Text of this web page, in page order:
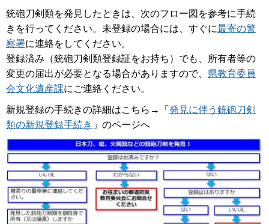
銃砲刀剣類を発見したときは、次のフロー図を参考に手続
きを行ってください。未登録の場合には、すぐに最寄の警
察署に連絡をしてください。
登録済み（銃砲刀剣類登録証をお持ち）でも、所有者等の
変更の届出が必要となる場合がありますので、 県教育委員
会文化遺産課にご連絡ください。
新規登録の手続きの詳細はこちら→「 発見に伴う銃砲刀剣
類の新規登録手続き 」のページへ